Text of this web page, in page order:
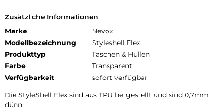
Zusätzliche Informationen
Marke
Nevox
Modellbezeichnung
Styleshell Flex
Produkttyp
Taschen & Hüllen
Farbe
Transparent
Verfügbarkeit
sofort verfügbar
Die StyleShell Flex sind aus TPU hergestellt und sind 0,7mm
dünn